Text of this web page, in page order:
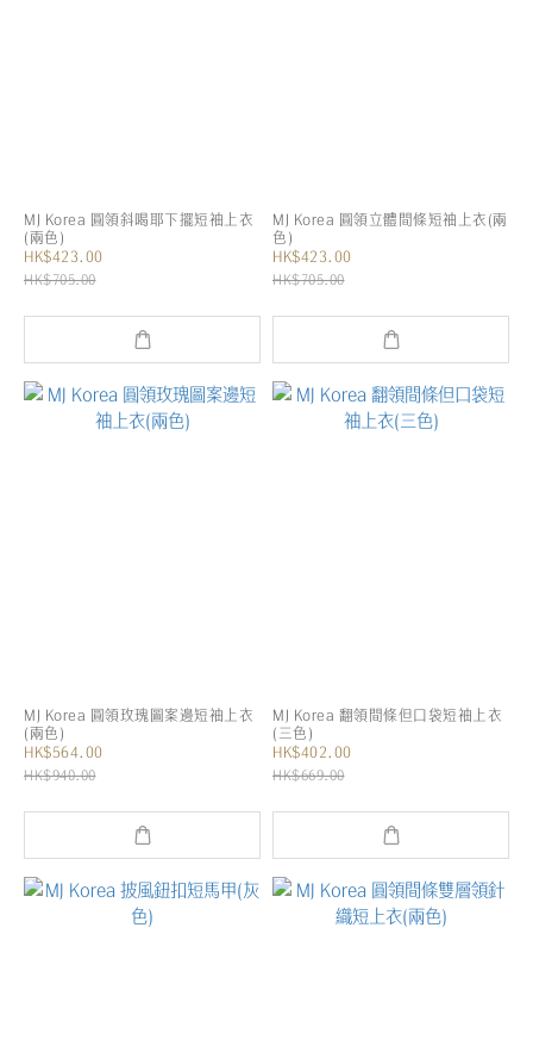
MJ Korea 圓領斜喝耶下擺短袖上衣
(兩色)
HK$423.00
HK$705.00
MJ Korea 圓領立體間條短袖上衣(兩
色)
HK$423.00
HK$705.00
MJ Korea 圓領玫瑰圖案邊短袖上衣
(兩色)
HK$564.00
HK$940.00
MJ Korea 翻領間條但口袋短袖上衣
(三色)
HK$402.00
HK$669.00